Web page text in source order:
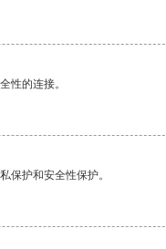
性的连接。
保护和安全性保护。